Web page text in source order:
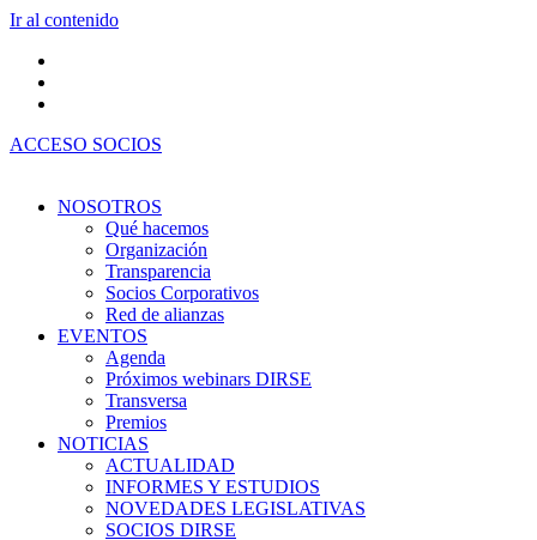
Ir al contenido
ACCESO SOCIOS
NOSOTROS
Qué hacemos
Organización
Transparencia
Socios Corporativos
Red de alianzas
EVENTOS
Agenda
Próximos webinars DIRSE
Transversa
Premios
NOTICIAS
ACTUALIDAD
INFORMES Y ESTUDIOS
NOVEDADES LEGISLATIVAS
SOCIOS DIRSE